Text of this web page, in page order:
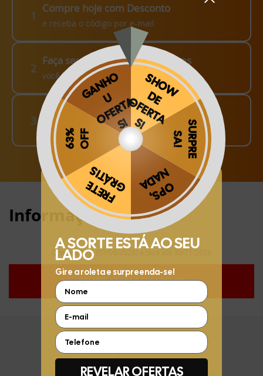
1
Compre hoje com Desconto
e receba o código por e-mail
2
Faça seu pedido em até 3 meses
você escolhe como fazer!
3
Finalize o seu Pedido!
pague o Frete e receba em sua casa
Informações:
Compre hoje (07/08/2026) e faça até 30/11/2026
COMPRE AGORA E FAÇA DEPOIS
Receba ofertas exclusivas da Phooto no seu e-mail
Obrigado por se cadastrar na
Aproveite e receba as novidades e ofertas exclusivas da